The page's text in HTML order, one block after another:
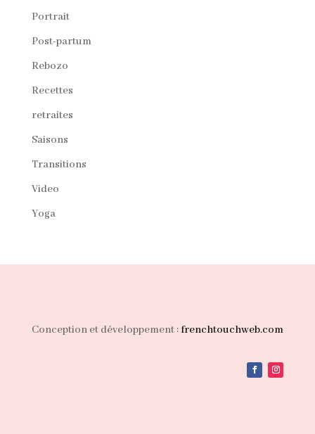
Portrait
Post-partum
Rebozo
Recettes
retraites
Saisons
Transitions
Video
Yoga
Conception et développement : frenchtouchweb.com